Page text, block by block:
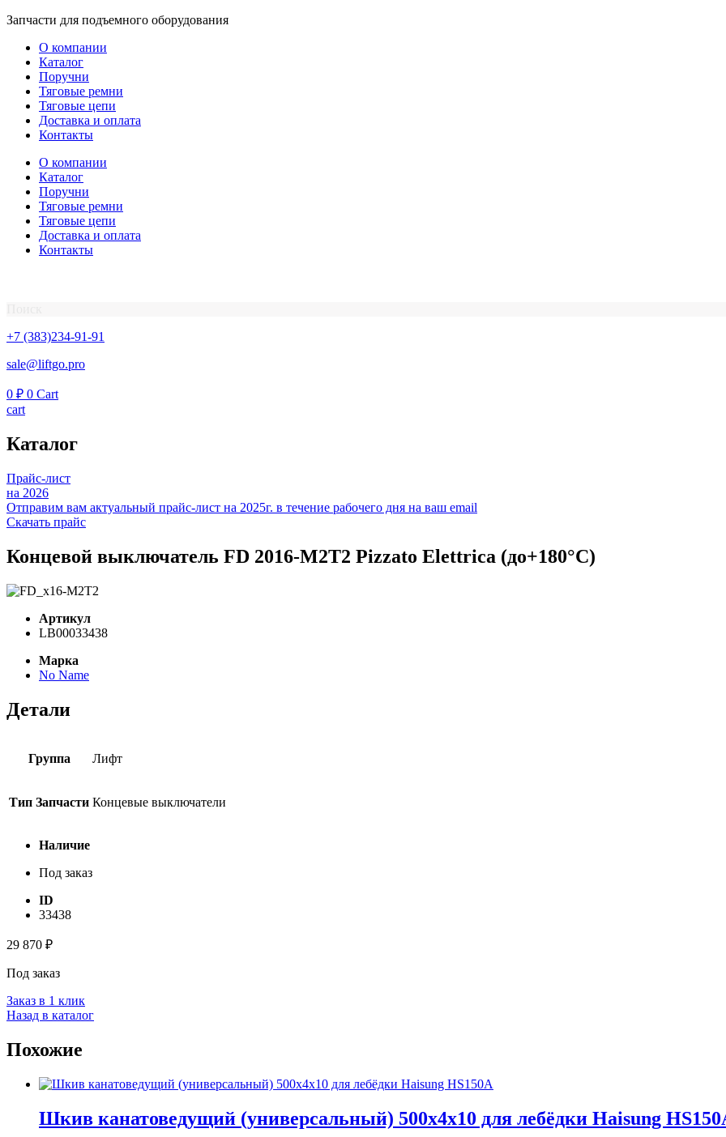
Перейти
содержимому
Запчасти для подъемного оборудования
О компании
Каталог
Поручни
Тяговые ремни
Тяговые цепи
Доставка и оплата
Контакты
О компании
Каталог
Поручни
Тяговые ремни
Тяговые цепи
Доставка и оплата
Контакты
+7 (383)234-91-91
sale@liftgo.pro
0 ₽ 0 Cart
cart
Каталог
Прайс-лист
на 2026
Отправим вам актуальный прайс-лист на 2025г. в течение рабочего дня на ваш email
Скачать прайс
Концевой выключатель FD 2016-M2T2 Pizzato Elettrica (до+180°C)
Артикул
LB00033438
Марка
No Name
Детали
Группа Лифт
Тип Запчасти Концевые выключатели
Наличие
Под заказ
ID
33438
29 870 ₽
Под заказ
Заказ в 1 клик
Назад в каталог
Похожие
Шкив канатоведущий (универсальный) 500х4х10 для лебёдки Haisung